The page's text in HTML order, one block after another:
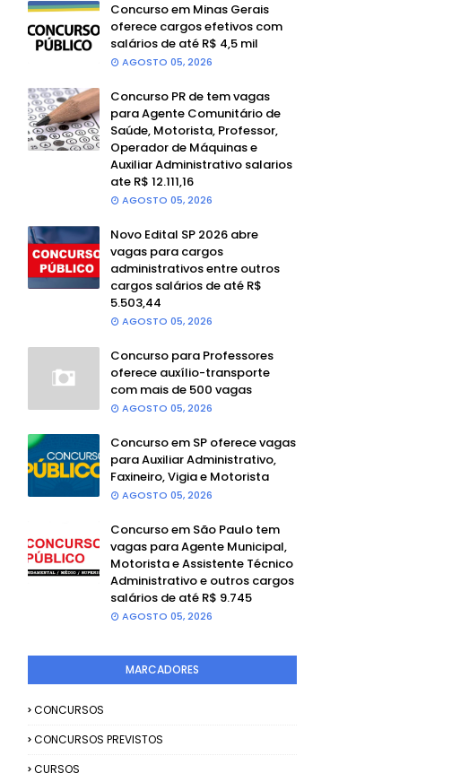
Concurso em Minas Gerais
oferece cargos efetivos com
salários de até R$ 4,5 mil
AGOSTO 05, 2026
Concurso PR de tem vagas
para Agente Comunitário de
Saúde, Motorista, Professor,
Operador de Máquinas e
Auxiliar Administrativo salarios
ate R$ 12.111,16
AGOSTO 05, 2026
Novo Edital SP 2026 abre
vagas para cargos
administrativos entre outros
cargos salários de até R$
5.503,44
AGOSTO 05, 2026
Concurso para Professores
oferece auxílio-transporte
com mais de 500 vagas
AGOSTO 05, 2026
Concurso em SP oferece vagas
para Auxiliar Administrativo,
Faxineiro, Vigia e Motorista
AGOSTO 05, 2026
Concurso em São Paulo tem
vagas para Agente Municipal,
Motorista e Assistente Técnico
Administrativo e outros cargos
salários de até R$ 9.745
AGOSTO 05, 2026
MARCADORES
CONCURSOS
CONCURSOS PREVISTOS
CURSOS